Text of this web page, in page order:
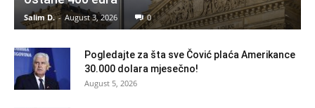
Salim D. - August 3, 2026 0
Pogledajte za šta sve Čović plaća Amerikance
30.000 dolara mjesečno!
August 5, 2026